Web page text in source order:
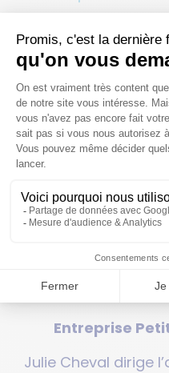
Entreprise
Julie Cheval dirige